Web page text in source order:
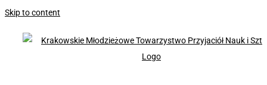
Skip to content